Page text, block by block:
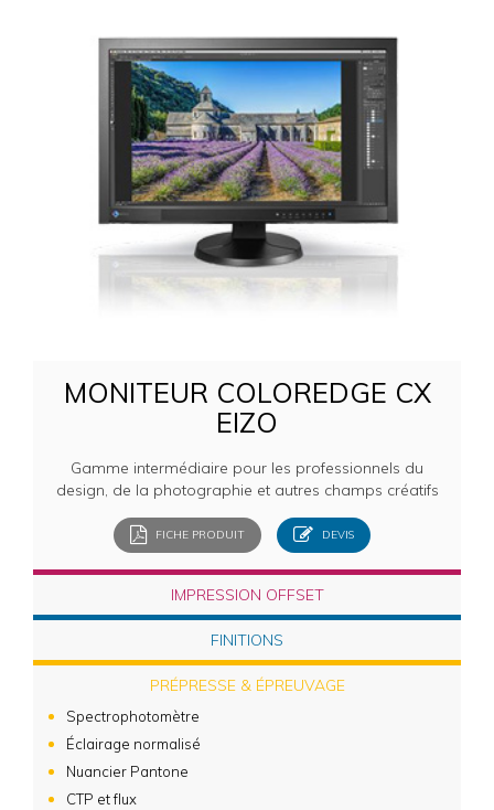
MONITEUR COLOREDGE CX
EIZO
Gamme intermédiaire pour les professionnels du
design, de la photographie et autres champs créatifs
FICHE PRODUIT DEVIS
IMPRESSION OFFSET
FINITIONS
PRÉPRESSE & ÉPREUVAGE
Spectrophotomètre
Éclairage normalisé
Nuancier Pantone
CTP et flux